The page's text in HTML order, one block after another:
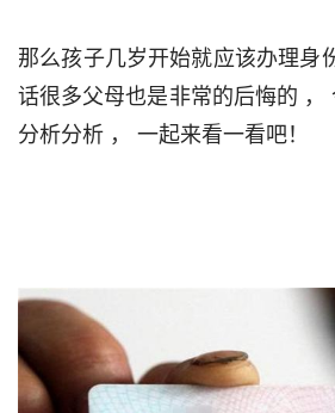
那么孩子几岁开始就应该办理身
话很多父母也是非常的后悔的 ，
分析分析 ， 一起来